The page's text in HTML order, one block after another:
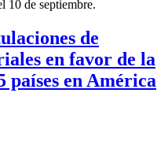
10 de septiembre.
de
en favor de la
países en América